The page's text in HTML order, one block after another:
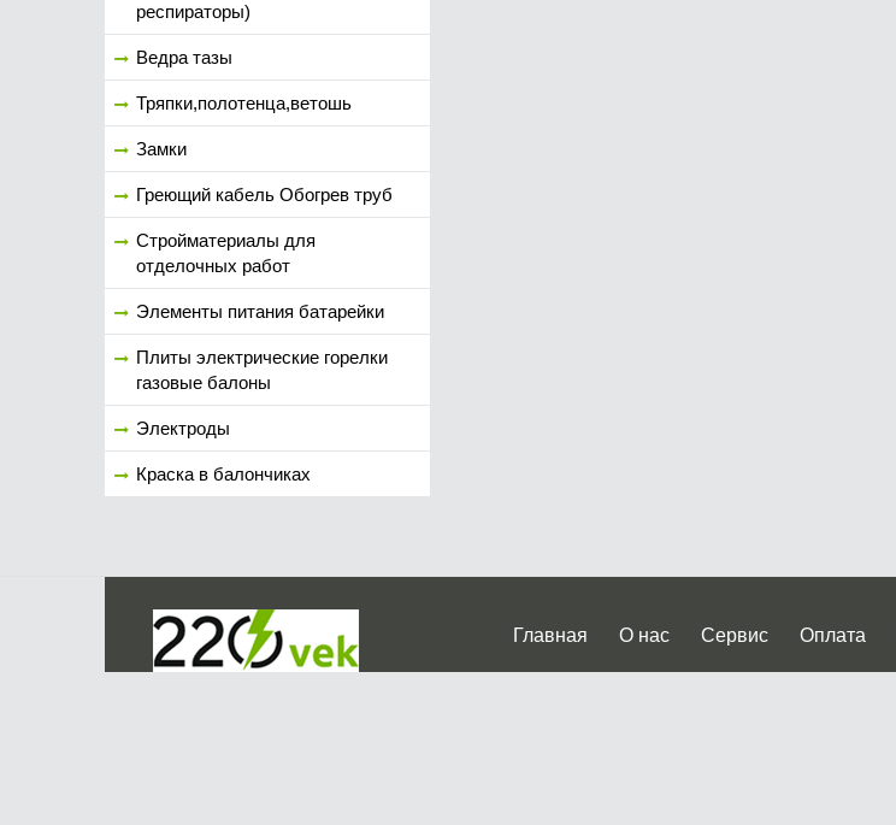
респираторы)
Ведра тазы
Тряпки,полотенца,ветошь
Замки
Греющий кабель Обогрев труб
Стройматериалы для
отделочных работ
Элементы питания батарейки
Плиты электрические горелки
газовые балоны
Электроды
Краска в балончиках
Главная О нас Сервис Оплата